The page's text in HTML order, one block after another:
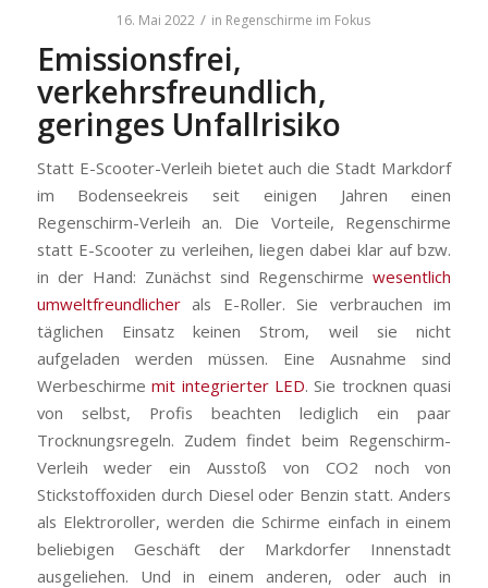
16. Mai 2022 / in Regenschirme im Fokus
Emissionsfrei,
verkehrsfreundlich,
geringes Unfallrisiko
Statt E-Scooter-Verleih bietet auch die Stadt Markdorf
im Bodenseekreis seit einigen Jahren einen
Regenschirm-Verleih an. Die Vorteile, Regenschirme
statt E-Scooter zu verleihen, liegen dabei klar auf bzw.
in der Hand: Zunächst sind Regenschirmewesentlich
umweltfreundlicherals E-Roller. Sie verbrauchen im
täglichen Einsatz keinen Strom, weil sie nicht
aufgeladen werden müssen. Eine Ausnahme sind
Werbeschirmemit integrierter LED. Sie trocknen quasi
von selbst, Profis beachten lediglich ein paar
Trocknungsregeln. Zudem findet beim Regenschirm-
Verleih weder ein Ausstoß von CO2 noch von
Stickstoffoxiden durch Diesel oder Benzin statt. Anders
als Elektroroller, werden die Schirme einfach in einem
beliebigen Geschäft der Markdorfer Innenstadt
ausgeliehen. Und in einem anderen, oder auch in